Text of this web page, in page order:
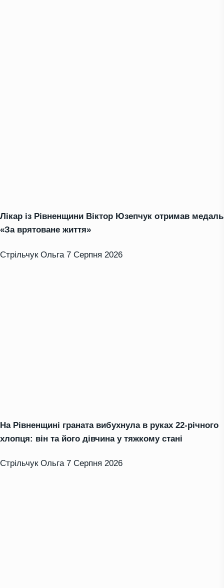
Лікар із Рівненщини Віктор Юзепчук отримав медаль
«За врятоване життя»
Стрільчук Ольга 7 Серпня 2026
На Рівненщині граната вибухнула в руках 22-річного
хлопця: він та його дівчина у тяжкому стані
Стрільчук Ольга 7 Серпня 2026